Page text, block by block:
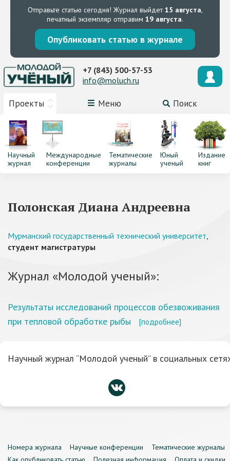
Отправьте статью сегодня! Журнал выйдет15 августа,
печатный экземпляр отправим 19 августа.
Опубликовать статью в журнале
Проекты Меню Поиск
+7 (843) 500-57-53
info@moluch.ru
Научный
журнал
Международные
конференции
Тематические
журналы
Юный
ученый
Издание
книг
Полонская Диана Андреевна
Мурманский государственный технический университет,
студент магистратуры
Журнал «Молодой ученый»:
Результаты исследований процессов обезвоживания
при тепловой обработке рыбы
[подробнее]
Научный журнал “Молодой ученый” в социальных
Номера журнала Научные конференции
Тематические журналы